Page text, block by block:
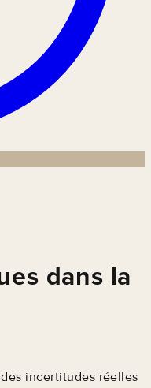
dans la
incertitudes réelles